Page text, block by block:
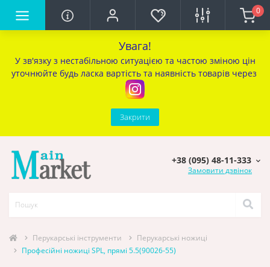
Увага!
У зв'язку з нестабільною ситуацією та частою зміною цін
уточнюйте будь ласка вартість та наявність товарів через
Закрити
0
+38 (095) 48-11-333
Замовити дзвінок
Перукарcькі інструменти
Перукарські ножиці
Професійні ножиці SPL, прямі 5.5(90026-55)